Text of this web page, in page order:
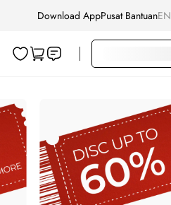
Download AppPusat BantuanEN